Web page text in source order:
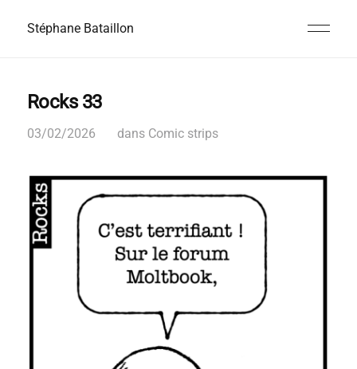
Stéphane Bataillon
Rocks 33
03/02/2026 dans Comic strips